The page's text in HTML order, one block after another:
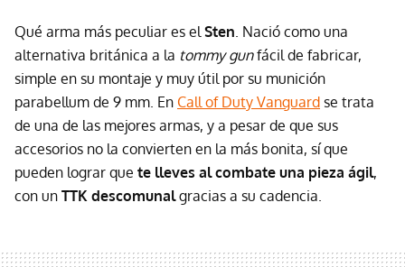
Qué arma más peculiar es el Sten . Nació como una
alternativa británica a la tommy gunfácil de fabricar,
simple en su montaje y muy útil por su munición
parabellum de 9 mm. En Call of Duty Vanguard se trata
de una de las mejores armas, y a pesar de que sus
accesorios no la convierten en la más bonita, sí que
pueden lograr que te lleves al combate una pieza ágil,
con un TTK descomunalgracias a su cadencia.